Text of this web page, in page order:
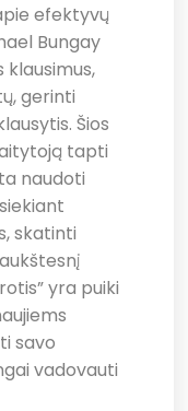
efektyvų
Bungay
gerinti
Šios
tapti
naudoti
skatinti
yra puiki
savo
vadovauti